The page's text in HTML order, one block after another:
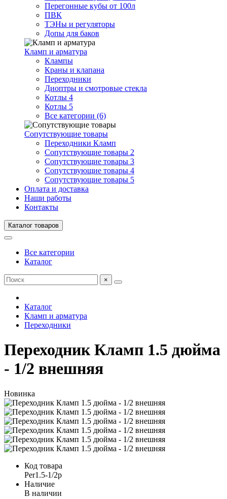
Перегонные кубы от 100л
ПВК
ТЭНы и регуляторы
Допы для баков
Кламп и арматура
Клампы
Краны и клапана
Переходники
Диоптры и смотровые стекла
Котлы 4
Котлы 5
Все категории (6)
Сопутствующие товары
Переходники Кламп
Сопутствующие товары 2
Сопутствующие товары 3
Сопутствующие товары 4
Сопутствующие товары 5
Оплата и доставка
Наши работы
Контакты
Каталог товаров
Все категории
Каталог
×
Каталог
Кламп и арматура
Переходники
Переходник Кламп 1.5 дюйма
- 1/2 внешняя
Новинка
Код товара
Per1.5-1/2p
Наличие
В наличии